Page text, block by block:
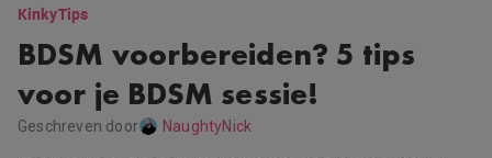
KinkyTips
BDSM voorbereiden? 5 tips
voor je BDSM sessie!
Geschreven door NaughtyNick